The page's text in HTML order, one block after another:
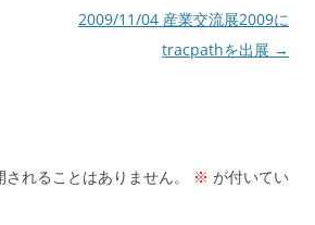
2009/11/04 産業交流展2009に
tracpathを出展 →
れることはありません。 ※ が付いてい